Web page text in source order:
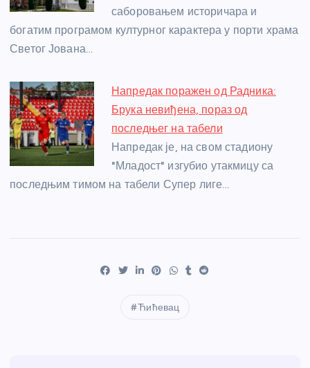
саборовањем историчара и
богатим програмом културног карактера у порти храма
Светог Јована…
Напредак поражен од Радника:
Брука невиђена, пораз од
последњег на табели
Напредак је, на свом стадиону
"Младост" изгубио утакмицу са
последњим тимом на табели Супер лиге…
Ћићевац